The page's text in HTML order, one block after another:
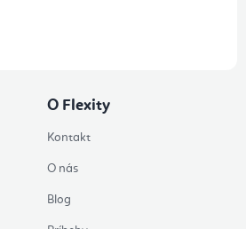
O Flexity
Kontakt
O nás
Blog